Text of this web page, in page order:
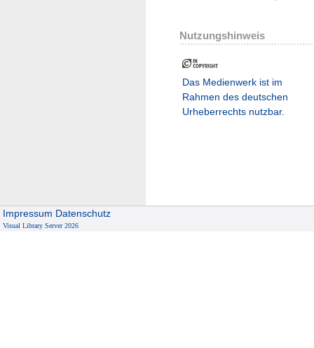
Nutzungshinweis
Das Medienwerk ist im
Rahmen des deutschen
Urheberrechts nutzbar.
Impressum Datenschutz
Visual Library Server 2026